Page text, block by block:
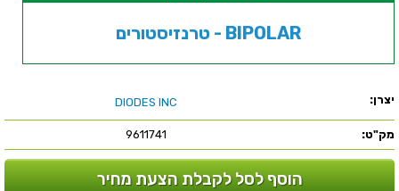
טרנזיסטורים - BIPOLAR
יצרן: DIODES INC
מק"ט: 9611741
הוסף לסל לקבלת הצעת מחיר